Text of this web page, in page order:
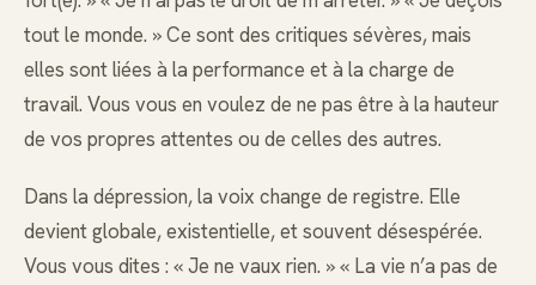
tout le monde. » Ce sont des critiques sévères, mais
elles sont liées à la performance et à la charge de
travail. Vous vous en voulez de ne pas être à la hauteur
de vos propres attentes ou de celles des autres.
Dans la dépression, la voix change de registre. Elle
devient globale, existentielle, et souvent désespérée.
Vous vous dites : « Je ne vaux rien. » « La vie n’a pas de